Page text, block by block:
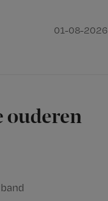
01-08-2026
ouderen